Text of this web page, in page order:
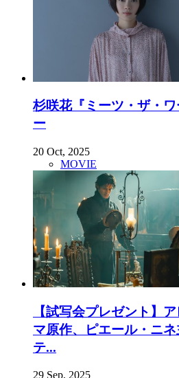
杉咲花『ミーツ・ザ・
ー
20 Oct, 2025
MOVIE
【試写会プレゼント】
マ原作、ピエール・ニ
テ...
29 Sep, 2025